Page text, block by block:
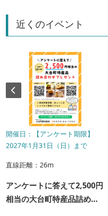
近くのイベント
開催日：【アンケート期限】
2027年1月31日（日）まで
直線距離：26m
アンケートに答えて2,500円
相当の大台町特産品詰め合